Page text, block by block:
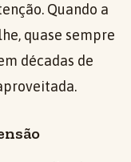
Quando a
quase sempre
décadas de